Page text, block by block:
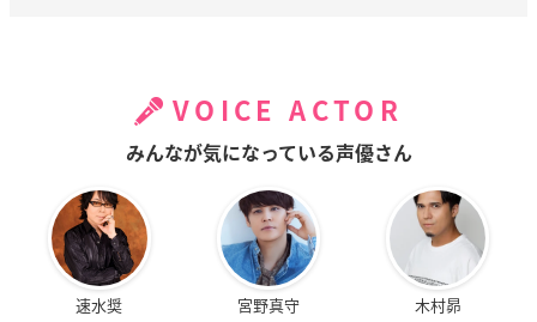
VOICE ACTOR
みんなが気になっている声優さん
速水奨 宮野真守 木村昴